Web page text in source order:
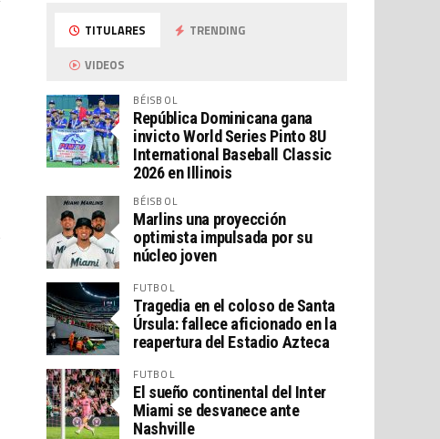
TITULARES
TRENDING
VIDEOS
BÉISBOL
República Dominicana gana
invicto World Series Pinto 8U
International Baseball Classic
2026 en Illinois
BÉISBOL
Marlins una proyección
optimista impulsada por su
núcleo joven
FUTBOL
Tragedia en el coloso de Santa
Úrsula: fallece aficionado en la
reapertura del Estadio Azteca
FUTBOL
El sueño continental del Inter
Miami se desvanece ante
Nashville